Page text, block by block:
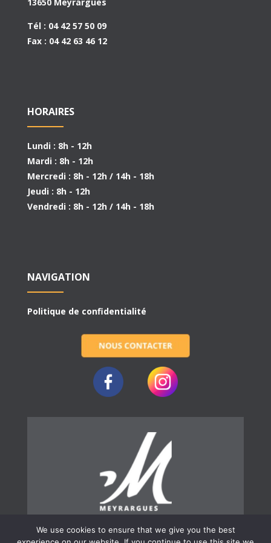
Tél : 04 42 57 50 09
Fax : 04 42 63 46 12
HORAIRES
Lundi : 8h - 12h
Mardi : 8h - 12h
Mercredi : 8h - 12h / 14h - 18h
Jeudi : 8h - 12h
Vendredi : 8h - 12h / 14h - 18h
NAVIGATION
Politique de confidentialité
We use cookies to ensure that we give you the best